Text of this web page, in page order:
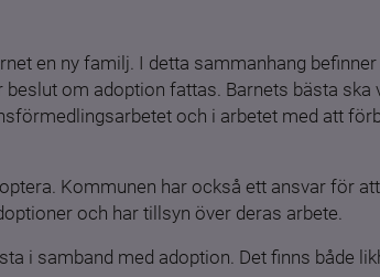
en ny familj. I detta sammanhang
om adoption fattas. Barnets bästa ska
och i arbetet med att
Kommunen har också ett ansvar för
och har tillsyn över deras arbete.
i samband med adoption. Det finns både